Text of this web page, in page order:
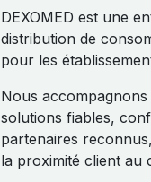
DEXOMED est une
distribution de
pour les
Nous
solutions fiables,
partenaires
la proximité client